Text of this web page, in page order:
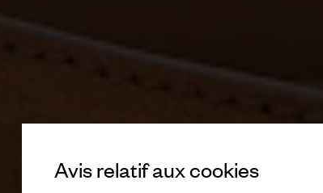
Avis relatif aux cookies